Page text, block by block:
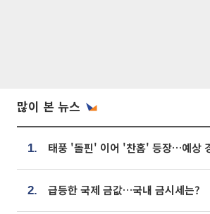
많이 본 뉴스
1.
2. 급등한 국제 금값…국내 금시세는?